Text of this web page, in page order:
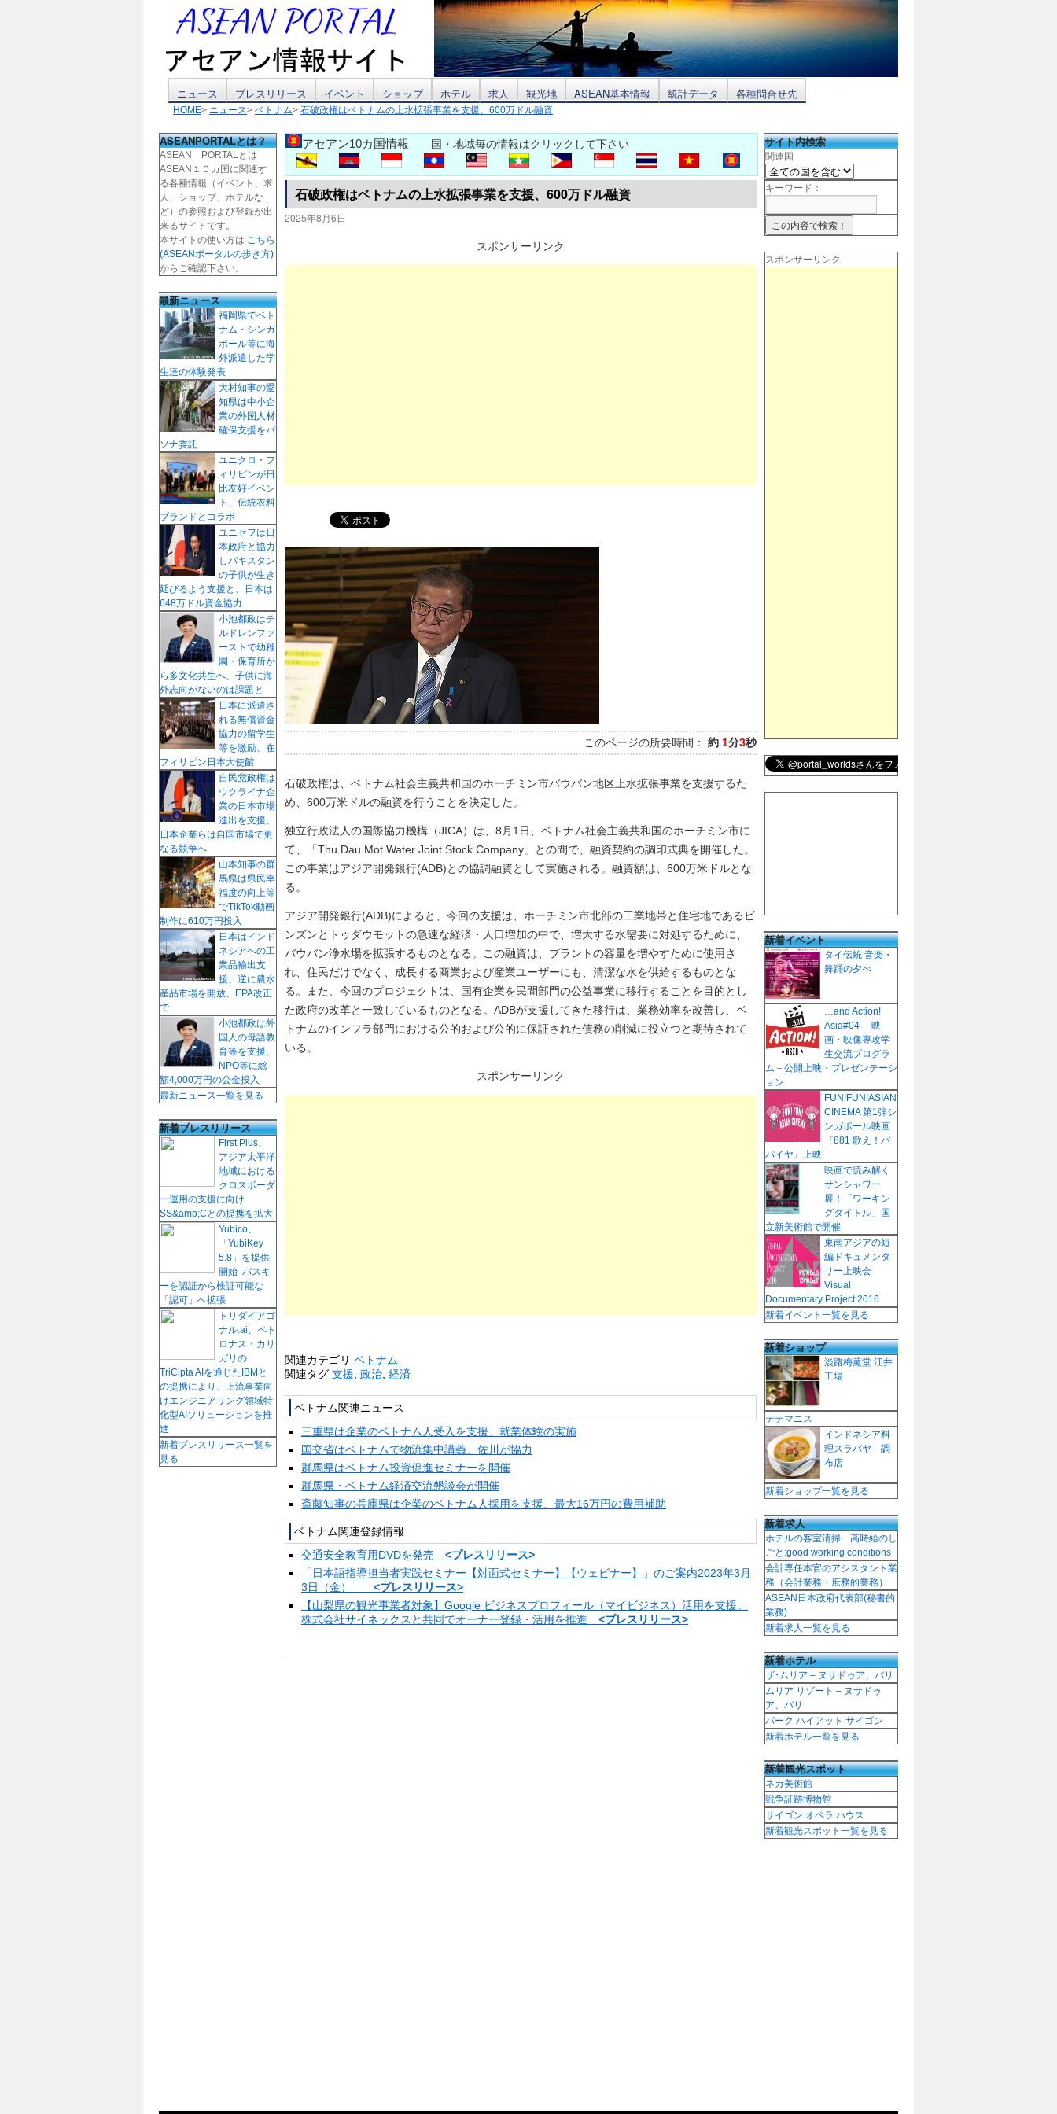
テ
ン
ツ
へ
ス
キ
ッ
プ
ニュース プレスリリース イベント ショップ ホテル 求人 観光地 ASEAN基本情報 統計データ 各種問合せ先
HOME> ニュース> ベトナム> 石破政権はベトナムの上水拡張事業を支援、600万ドル融資
アセアン10カ国情報 国・地域毎の情報はクリックして下さい
石破政権はベトナムの上水拡張事業を支援、600万ドル融資
2025年8月6日
スポンサーリンク
このページの所要時間： 約 1分3秒
石破政権は、ベトナム社会主義共和国のホーチミン市バウバン地区上水拡張事業を支援するた
め、600万米ドルの融資を行うことを決定した。
独立行政法人の国際協力機構（JICA）は、8月1日、ベトナム社会主義共和国のホーチミン市に
て、「Thu Dau Mot Water Joint Stock Company」との間で、融資契約の調印式典を開催した。
この事業はアジア開発銀行(ADB)との協調融資として実施される。融資額は、600万米ドルとな
る。
アジア開発銀行(ADB)によると、今回の支援は、ホーチミン市北部の工業地帯と住宅地であるビ
ンズンとトゥダウモットの急速な経済・人口増加の中で、増大する水需要に対処するために、
バウバン浄水場を拡張するものとなる。この融資は、プラントの容量を増やすために使用さ
れ、住民だけでなく、成長する商業および産業ユーザーにも、清潔な水を供給するものとな
る。また、今回のプロジェクトは、国有企業を民間部門の公益事業に移行することを目的とし
た政府の改革と一致しているものとなる。ADBが支援してきた移行は、業務効率を改善し、ベ
トナムのインフラ部門における公的および公的に保証された債務の削減に役立つと期待されて
いる。
スポンサーリンク
関連カテゴリ ベトナム
関連タグ 支援 政治 経済
ベトナム関連ニュース
三重県は企業のベトナム人受入を支援、就業体験の実施
国交省はベトナムで物流集中講義、佐川が協力
群馬県はベトナム投資促進セミナーを開催
群馬県・ベトナム経済交流懇談会が開催
斎藤知事の兵庫県は企業のベトナム人採用を支援、最大16万円の費用補助
ベトナム関連登録情報
交通安全教育用DVDを発売 <プレスリリース>
「日本語指導担当者実践セミナー【対面式セミナー】【ウェビナー】」のご案内2023年3月
3日（金） <プレスリリース>
【山梨県の観光事業者対象】Google ビジネスプロフィール（マイビジネス）活用を支援。
株式会社サイネックスと共同でオーナー登録・活用を推進 <プレスリリース>
ASEANPORTALとは？
ASEAN PORTALとは
ASEAN１０カ国に関連す
る各種情報（イベント、求
人、ショップ、ホテルな
ど）の参照および登録が出
来るサイトです。
本サイトの使い方は こちら
(ASEANポータルの歩き方)
からご確認下さい。
最新ニュース
福岡県でベト
ナム・シンガ
ポール等に海
外派遣した学
生達の体験発表
大村知事の愛
知県は中小企
業の外国人材
確保支援をパ
ソナ委託
ユニクロ・フ
ィリピンが日
比友好イベン
ト、伝統衣料
ブランドとコラボ
ユニセフは日
本政府と協力
しパキスタン
の子供が生き
延びるよう支援と、日本は
648万ドル資金協力
小池都政はチ
ルドレンファ
ーストで幼稚
園・保育所か
ら多文化共生へ、子供に海
外志向がないのは課題と
日本に派遣さ
れる無償資金
協力の留学生
等を激励、在
フィリピン日本大使館
自民党政権は
ウクライナ企
業の日本市場
進出を支援、
日本企業らは自国市場で更
なる競争へ
山本知事の群
馬県は県民幸
福度の向上等
でTikTok動画
制作に610万円投入
日本はインド
ネシアへの工
業品輸出支
援、逆に農水
産品市場を開放、EPA改正
で
小池都政は外
国人の母語教
育等を支援、
NPO等に総
額4,000万円の公金投入
最新ニュース一覧を見る
新着プレスリリース
First Plus、
アジア太平洋
地域における
クロスボーダ
ー運用の支援に向け
SS&amp;Cとの提携を拡大
Yubico、
「YubiKey
5.8」を提供
開始 パスキ
ーを認証から検証可能な
「認可」へ拡張
トリダイアゴ
ナル.ai、ペト
ロナス・カリ
ガリの
TriCipta AIを通じたIBMと
の提携により、上流事業向
けエンジニアリング領域特
化型AIソリューションを推
進
新着プレスリリース一覧を
見る
サイト内検索
関連国
キーワード：
スポンサーリンク
新着イベント
タイ伝統 音楽・
舞踊の夕べ
…and Action!
Asia#04 －映
画・映像専攻学
生交流プログラ
ム－公開上映・プレゼンテーシ
ョン
FUN!FUN!ASIAN
CINEMA 第1弾シ
ンガポール映画
『881 歌え！パ
パイヤ』上映
映画で読み解く
サンシャワー
展！「ワーキン
グタイトル」国
立新美術館で開催
東南アジアの短
編ドキュメンタ
リー上映会
Visual
Documentary Project 2016
新着イベント一覧を見る
新着ショップ
淡路梅薫堂 江井
工場
テテマニス
インドネシア料
理スラバヤ 調
布店
新着ショップ一覧を見る
新着求人
ホテルの客室清掃 高時給のし
ごと:good working conditions
会計専任本官のアシスタント業
務（会計業務・庶務的業務）
ASEAN日本政府代表部(秘書的
業務)
新着求人一覧を見る
新着ホテル
ザ･ムリア – ヌサドゥア、バリ
ムリア リゾート – ヌサドゥ
ア、バリ
パーク ハイアット サイゴン
新着ホテル一覧を見る
新着観光スポット
ネカ美術館
戦争証跡博物館
サイゴン オペラ ハウス
新着観光スポット一覧を見る